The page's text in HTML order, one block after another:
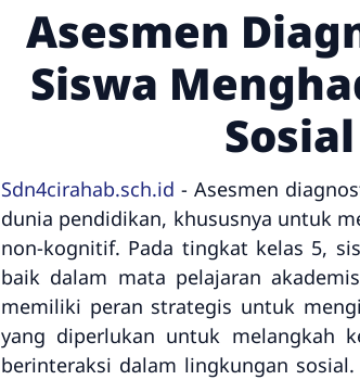
Asesmen
Siswa
Sdn4cirahab.sch.id - Asesmen
dunia pendidikan, khususnya untuk
non-kognitif. Pada tingkat kelas 5,
baik dalam mata pelajaran
memiliki peran strategis untuk
yang diperlukan untuk melangkah
berinteraksi dalam lingkungan